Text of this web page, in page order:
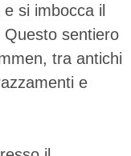
si imbocca il
Questo sentiero
tra antichi
e